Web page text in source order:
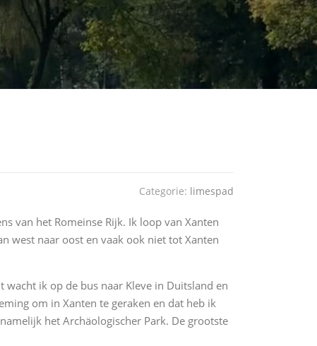
Categorie: limespad
van het Romeinse Rijk. Ik loop van Xanten
west naar oost en vaak ook niet tot Xanten
ik op de bus naar Kleve in Duitsland en
om in Xanten te geraken en dat heb ik
het Archäologischer Park. De grootste